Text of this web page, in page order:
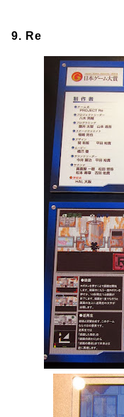
9. Re